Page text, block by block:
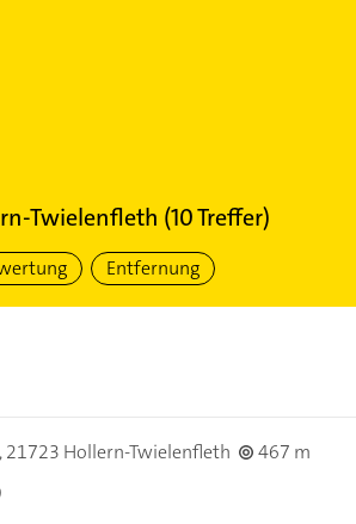
Twielenfleth (10Treffer)
Entfernung
21723 Hollern-Twielenfleth
467 m